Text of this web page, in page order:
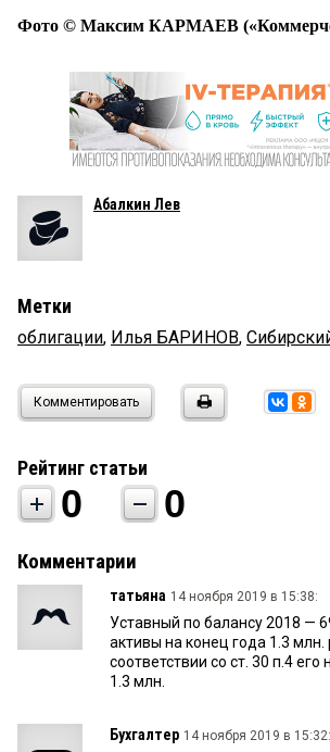
Фото © Максим КАРМАЕВ
Абалкин Лев
Метки
облигации, Илья БАРИНОВ,
Комментировать
Рейтинг статьи
0 0
Комментарии
татьяна 14 ноября 2019 в 15:38:
Уставный по балансу 2018 —
активы на конец года 1.3 млн.
соответствии со ст. 30 п.4
1.3 млн.
Бухгалтер 14 ноября 2019 в 15:32: